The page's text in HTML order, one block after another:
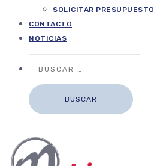
SOLICITAR PRESUPUESTO
CONTACTO
NOTICIAS